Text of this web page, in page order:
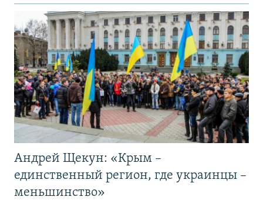
Андрей Щекун: «Крым –
единственный регион, где украинцы –
меньшинство»